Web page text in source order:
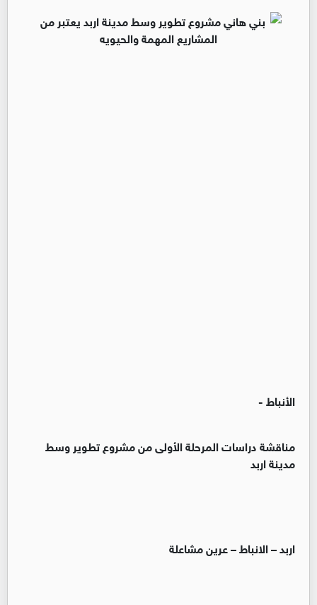
الأنباط -
مناقشة دراسات المرحلة الأولى من مشروع تطوير وسط
مدينة اربد
اربد – الانباط – عرين مشاعلة